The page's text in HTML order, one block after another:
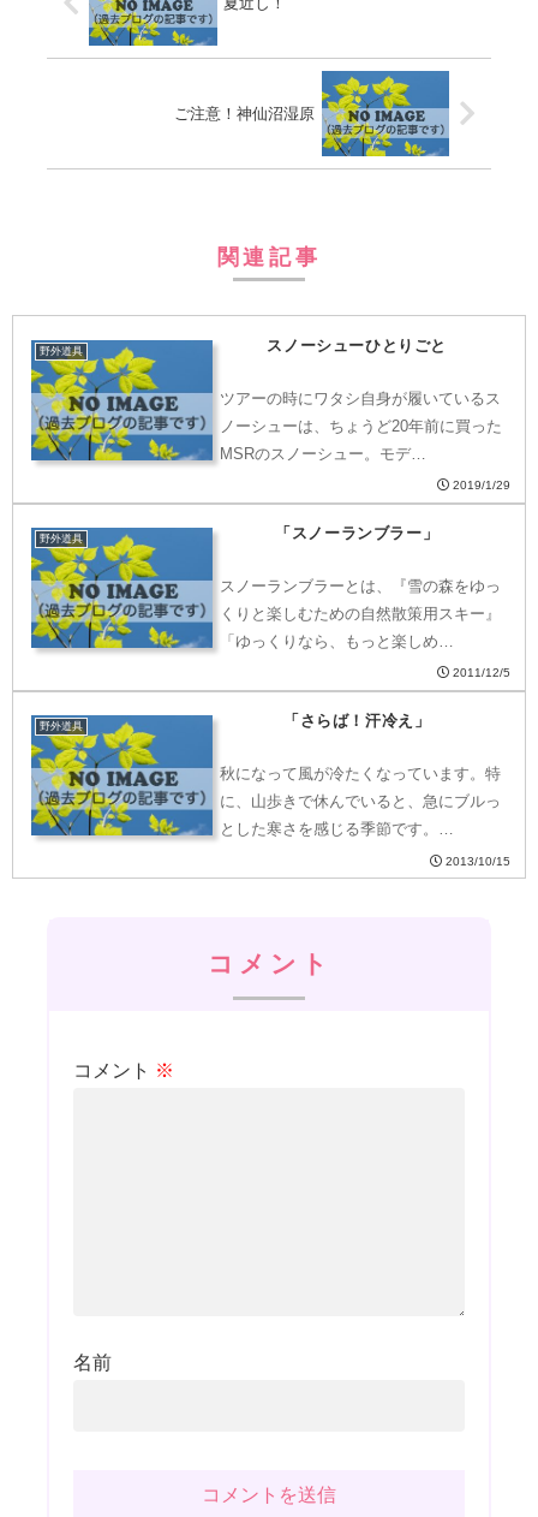
ご注意！神仙沼湿原
関連記事
野外道具 スノーシューひとりごと
ツアーの時にワタシ自身が履いているス
ノーシューは、ちょうど20年前に買った
MSRのスノーシュー。モデ…
2019/1/29
野外道具 「スノーランブラー」
スノーランブラーとは、『雪の森をゆっ
くりと楽しむための自然散策用スキー』
「ゆっくりなら、もっと楽しめ…
2011/12/5
野外道具 「さらば！汗冷え」
秋になって風が冷たくなっています。特
に、山歩きで休んでいると、急にブルっ
とした寒さを感じる季節です。…
2013/10/15
コメント
コメント ※
名前